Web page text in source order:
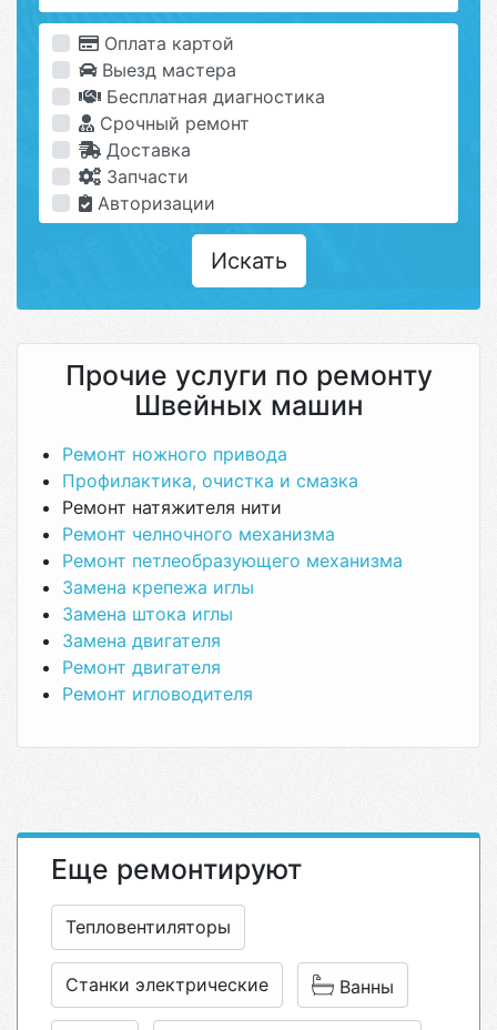
Оплата картой
Выезд мастера
Бесплатная диагностика
Срочный ремонт
Доставка
Запчасти
Авторизации
Искать
Прочие услуги по ремонту
Швейных машин
Ремонт ножного привода
Профилактика, очистка и смазка
Ремонт натяжителя нити
Ремонт челночного механизма
Ремонт петлеобразующего механизма
Замена крепежа иглы
Замена штока иглы
Замена двигателя
Ремонт двигателя
Ремонт игловодителя
Еще ремонтируют
Тепловентиляторы
Станки электрические Ванны